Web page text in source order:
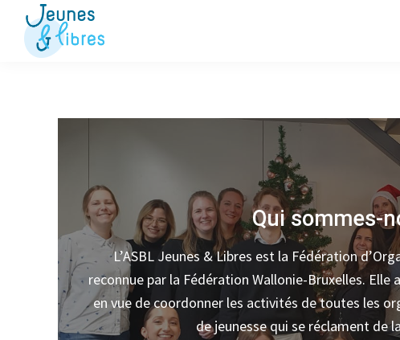
Passer
Passer
contenu
Qui sommes-
L’ASBL Jeunes & Libres est la Fédération
reconnue par la Fédération Wallonie-Bruxelles. Elle
en vue de coordonner les activités de toutes les
de jeunesse qui se réclament de